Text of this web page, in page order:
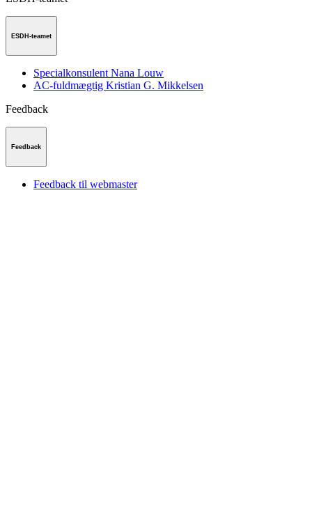
ESDH-teamet
Specialkonsulent Nana Louw
AC-fuldmægtig Kristian G. Mikkelsen
Feedback
Feedback
Feedback til webmaster